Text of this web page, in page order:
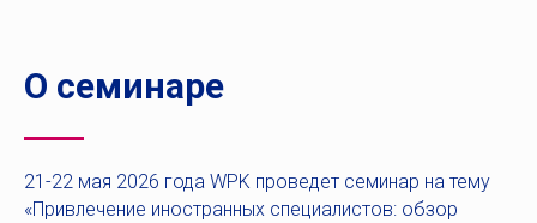
О семинаре
21-22 мая 2026 года WPK проведет семинар на тему
«Привлечение иностранных специалистов: обзор